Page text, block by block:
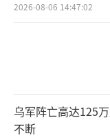
2026-08-06 14:47:02
乌军阵亡高达125
不断